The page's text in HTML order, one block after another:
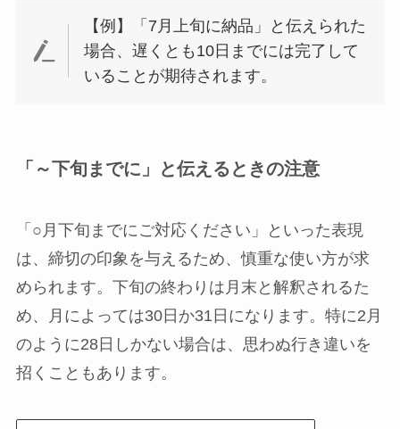
【例】「7月上旬に納品」と伝えられた
場合、遅くとも10日までには完了して
いることが期待されます。
「～下旬までに」と伝えるときの注意
「○月下旬までにご対応ください」といった表現
は、締切の印象を与えるため、慎重な使い方が求
められます。下旬の終わりは月末と解釈されるた
め、月によっては30日か31日になります。特に2月
のように28日しかない場合は、思わぬ行き違いを
招くこともあります。